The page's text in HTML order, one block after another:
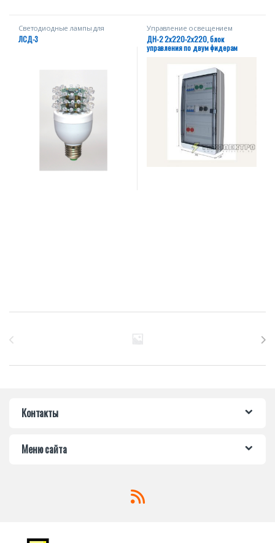
Светодиодные лампы для
заградительных огней
ЛСД-3
Управление освещением
ДН-2 2х220-2х220, блок
управления по двум фидерам
Контакты
Меню сайта